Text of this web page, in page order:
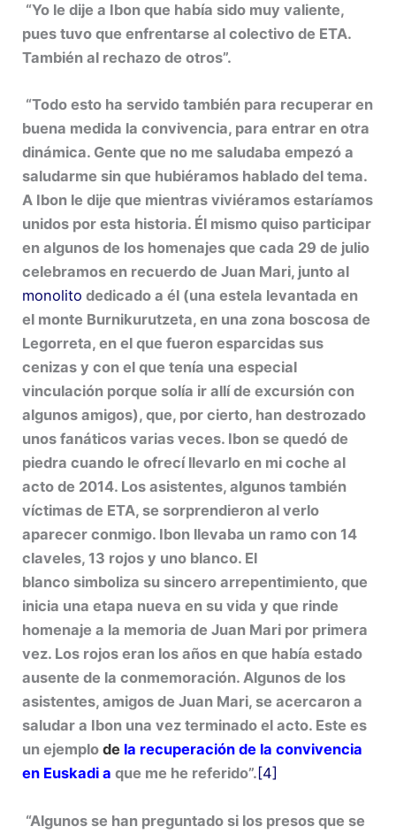
“Yo le dije a Ibon que había sido muy valiente,
pues tuvo que enfrentarse al colectivo de ETA.
También al rechazo de otros”.
“Todo esto ha servido también para recuperar en
buena medida la convivencia, para entrar en otra
dinámica. Gente que no me saludaba empezó a
saludarme sin que hubiéramos hablado del tema.
A Ibon le dije que mientras viviéramos estaríamos
unidos por esta historia. Él mismo quiso participar
en algunos de los homenajes que cada 29 de julio
celebramos en recuerdo de Juan Mari, junto al
monolito dedicado a él (una estela levantada en
el monte Burnikurutzeta, en una zona boscosa de
Legorreta, en el que fueron esparcidas sus
cenizas y con el que tenía una especial
vinculación porque solía ir allí de excursión con
algunos amigos), que, por cierto, han destrozado
unos fanáticos varias veces. Ibon se quedó de
piedra cuando le ofrecí llevarlo en mi coche al
acto de 2014. Los asistentes, algunos también
víctimas de ETA, se sorprendieron al verlo
aparecer conmigo. Ibon llevaba un ramo con 14
claveles, 13 rojos y uno blanco. El
blanco simboliza su sincero arrepentimiento, que
inicia una etapa nueva en su vida y que rinde
homenaje a la memoria de Juan Mari por primera
vez. Los rojos eran los años en que había estado
ausente de la conmemoración. Algunos de los
asistentes, amigos de Juan Mari, se acercaron a
saludar a Ibon una vez terminado el acto. Este es
un ejemplode la recuperación de la convivencia
en Euskadi aque me he referido”. [4]
“Algunos se han preguntado si los presos que se